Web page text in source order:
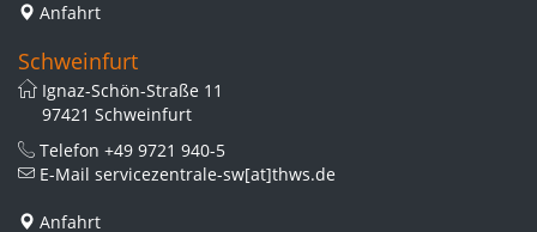
Anfahrt
Schweinfurt
Ignaz-Schön-Straße 11
97421 Schweinfurt
Telefon +49 9721 940-5
E-Mail servicezentrale-sw[at]thws.de
Anfahrt